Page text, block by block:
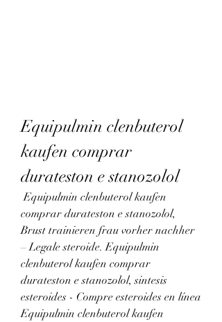
Equipulmin clenbuterol
kaufen comprar
durateston e stanozolol
Equipulmin clenbuterol kaufen
comprar durateston e stanozolol,
Brust trainieren frau vorher nachher
– Legale steroide. Equipulmin
clenbuterol kaufen comprar
durateston e stanozolol, sintesis
esteroides - Compre esteroides en línea
Equipulmin clenbuterol kaufen